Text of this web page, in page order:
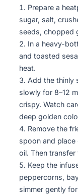
Prepare a
sugar, salt,
seeds, chopped
In a heavy-
and toasted
heat.
Add the thinly
slowly for 8–12
crispy. Watch
deep golden
Remove the
spoon and
oil. Then
Keep the
peppercorns,
simmer gently